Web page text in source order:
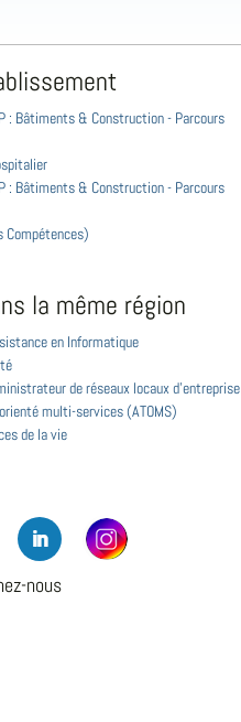
: Bâtiments & Construction - Parcours
: Bâtiments & Construction - Parcours
Compétences)
la même région
en Informatique
de réseaux locaux d'entreprise
multi-services (ATOMS)
de la vie
nous